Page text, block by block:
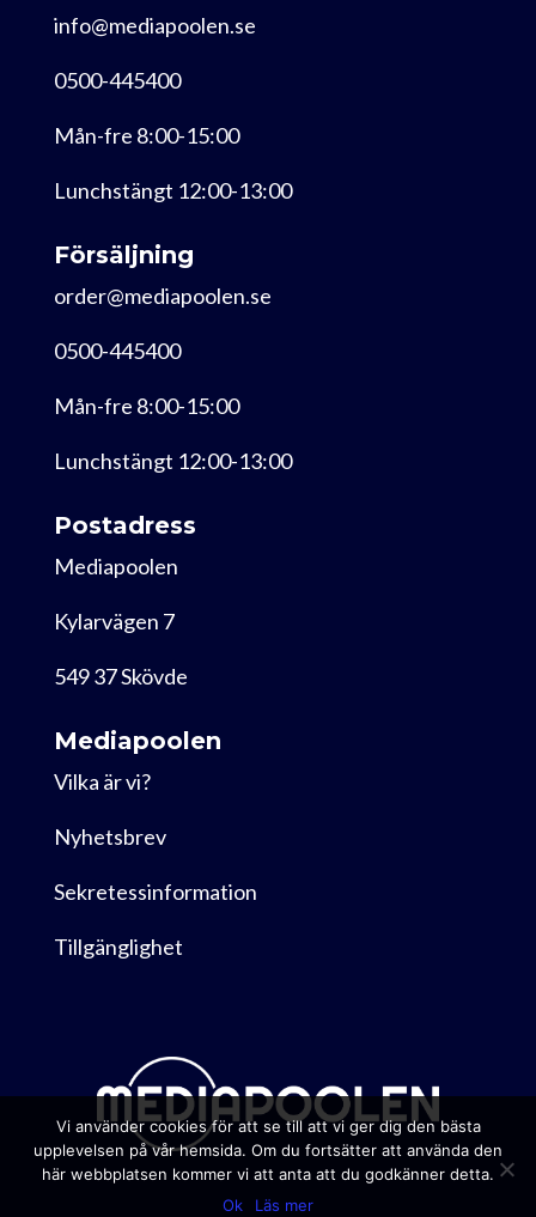
info@mediapoolen.se
0500-445400
Mån-fre 8:00-15:00
Lunchstängt 12:00-13:00
Försäljning
order@mediapoolen.se
0500-445400
Mån-fre 8:00-15:00
Lunchstängt 12:00-13:00
Postadress
Mediapoolen
Kylarvägen 7
549 37 Skövde
Mediapoolen
Vilka är vi?
Nyhetsbrev
Sekretessinformation
Tillgänglighet
Vi använder cookies för att se till att vi ger dig den bästa
upplevelsen på vår hemsida. Om du fortsätter att använda den
här webbplatsen kommer vi att anta att du godkänner detta.
Ok
Läs mer